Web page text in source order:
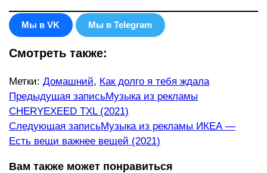
Мы в VK Мы в Telegram
Смотреть также:
Метки: Домашний, Как долго я тебя ждала
Еще
статьи
Предыдущая записьМузыка из рекламы
СHERYEXEED TXL (2021)
Следующая записьМузыка из рекламы ИКЕА —
Есть вещи важнее вещей (2021)
Вам также может понравиться